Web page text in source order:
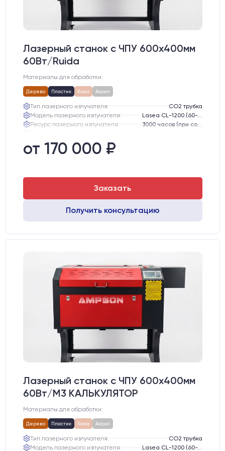
Лазерный станок c ЧПУ 600х400мм
60Вт/Ruida
Материалы для обработки:
Дерево Пластик Кожа Акрил
Тип лазерного излучателя:
СО2 трубка
Модель лазерного излучателя:
Lasea CL-1200 (60-75 Вт)
Ресурс лазерного излучателя:
3000 часов (при соблюдении условий эксплуатации)
Зеркала:
Интерфейс подключения станка к ПК:
от 170 000 ₽
Заказать
Получить консультацию
Лазерный станок c ЧПУ 600х400мм
60Вт/М3 КАЛЬКУЛЯТОР
Материалы для обработки:
Дерево Пластик Кожа Акрил
Тип лазерного излучателя:
СО2 трубка
Модель лазерного излучателя:
Lasea CL-1200 (60-75 Вт)